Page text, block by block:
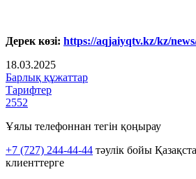
Дерек көзі: https://aqjaiyqtv.kz/kz/
18.03.2025
Барлық құжаттар
Тарифтер
2552
Ұялы телефоннан тегін қоңырау
+7 (727) 244-44-44 тәулік бойы
клиенттерге